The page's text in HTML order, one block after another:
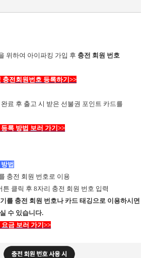
위하여 아이파킹 가입 후 충전 회원 번호
충전회원번호 등록하기>>
료 후 출고 시 받은 선불권 포인트 카드를
록 방법 보러 가기>>
법
충전 회원 번호로 이용
클릭 후 8자리 충전 회원 번호 입력
를 충전 회원 번호나 카드 태깅으로 이용하시면
수 있습니다.
금 보러 가기>>